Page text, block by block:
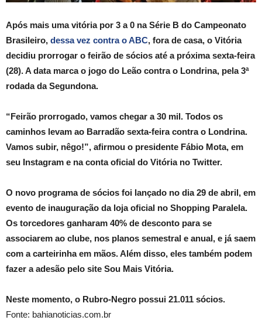
Após mais uma vitória por 3 a 0 na Série B do Campeonato
Brasileiro, dessa vez contra o ABC, fora de casa, o Vitória
decidiu prorrogar o feirão de sócios até a próxima sexta-feira
(28). A data marca o jogo do Leão contra o Londrina, pela 3ª
rodada da Segundona.
“Feirão prorrogado, vamos chegar a 30 mil. Todos os
caminhos levam ao Barradão sexta-feira contra o Londrina.
Vamos subir, nêgo!”, afirmou o presidente Fábio Mota, em
seu Instagram e na conta oficial do Vitória no Twitter.
O novo programa de sócios foi lançado no dia 29 de abril, em
evento de inauguração da loja oficial no Shopping Paralela.
Os torcedores ganharam 40% de desconto para se
associarem ao clube, nos planos semestral e anual, e já saem
com a carteirinha em mãos. Além disso, eles também podem
fazer a adesão pelo site Sou Mais Vitória.
Neste momento, o Rubro-Negro possui 21.011 sócios.
Fonte: bahianoticias.com.br